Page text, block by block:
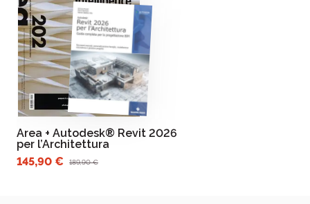
Area + Autodesk® Revit 2026
per l’Architettura
145,90 €
189,90 €